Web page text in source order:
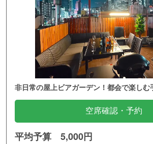
非日常の屋上ビアガーデン！都会で楽しむ
空席確認・予約
平均予算 5,000円